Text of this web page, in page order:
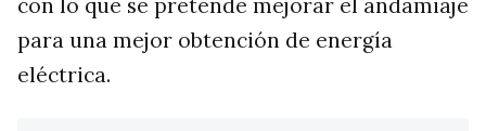
para una mejor obtención de energía
eléctrica.